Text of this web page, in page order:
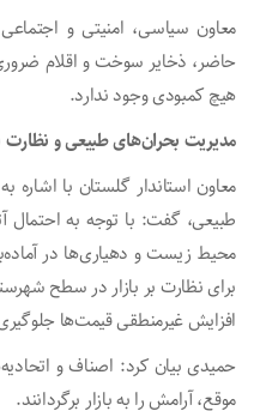
معاون سیاسی، امنیتی و
حاضر، ذخایر سوخت و اقلام
هیچ کمبودی وجود ندارد.
مدیریت بحران‌های طبیعی و نظارت
معاون استاندار گلستان با
طبیعی، گفت: با توجه به
محیط زیست و دهیاری‌ها در
برای نظارت بر بازار در سطح
افزایش غیرمنطقی قیمت‌ها
حمیدی بیان کرد: اصناف و
موقع، آرامش را به بازار برگردانند.